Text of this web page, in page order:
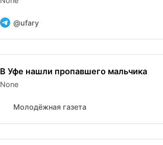
@ufary
В Уфе нашли пропавшего мальчика
None
Молодёжная газета